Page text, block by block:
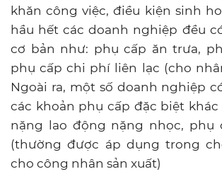
khăn công việc, điều kiện sinh
hầu hết các doanh nghiệp đều
cơ bản như: phụ cấp ăn trưa,
phụ cấp chi phí liên lạc (cho
Ngoài ra, một số doanh nghiệp
các khoản phụ cấp đặc biệt
nặng lao động nặng nhọc, phụ
(thường được áp dụng trong
cho công nhân sản xuất)